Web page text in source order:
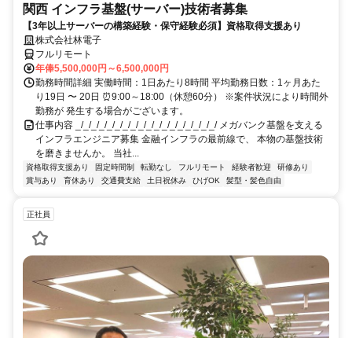
関西 インフラ基盤(サーバー)技術者募集
【3年以上サーバーの構築経験・保守経験必須】資格取得支援あり
株式会社林電子
フルリモート
年俸5,500,000円～6,500,000円
勤務時間詳細 実働時間：1日あたり8時間 平均勤務日数：1ヶ月あた
り19日 〜 20日 ⏰9:00～18:00（休憩60分） ※案件状況により時間外
勤務が 発生する場合がございます。
仕事内容 _/_/_/_/_/_/_/_/_/_/_/_/_/_/_/_/_/_/ メガバンク基盤を支える
インフラエンジニア募集 金融インフラの最前線で、 本物の基盤技術
を磨きませんか。 当社...
資格取得支援あり 固定時間制 転勤なし フルリモート 経験者歓迎
研修あり
賞与あり
育休あり 交通費支給 土日祝休み ひげOK 髪型・髪色自由
正社員